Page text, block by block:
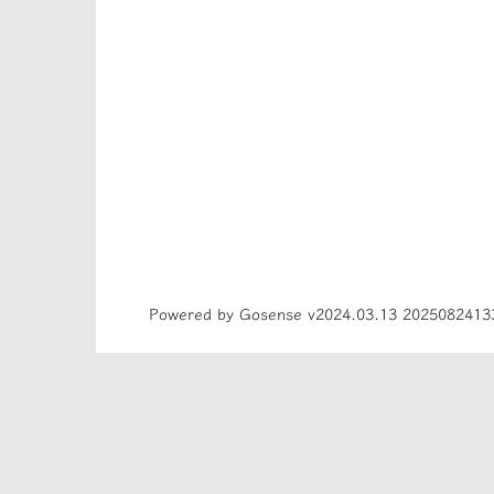
Powered by Gosense v2024.03.13